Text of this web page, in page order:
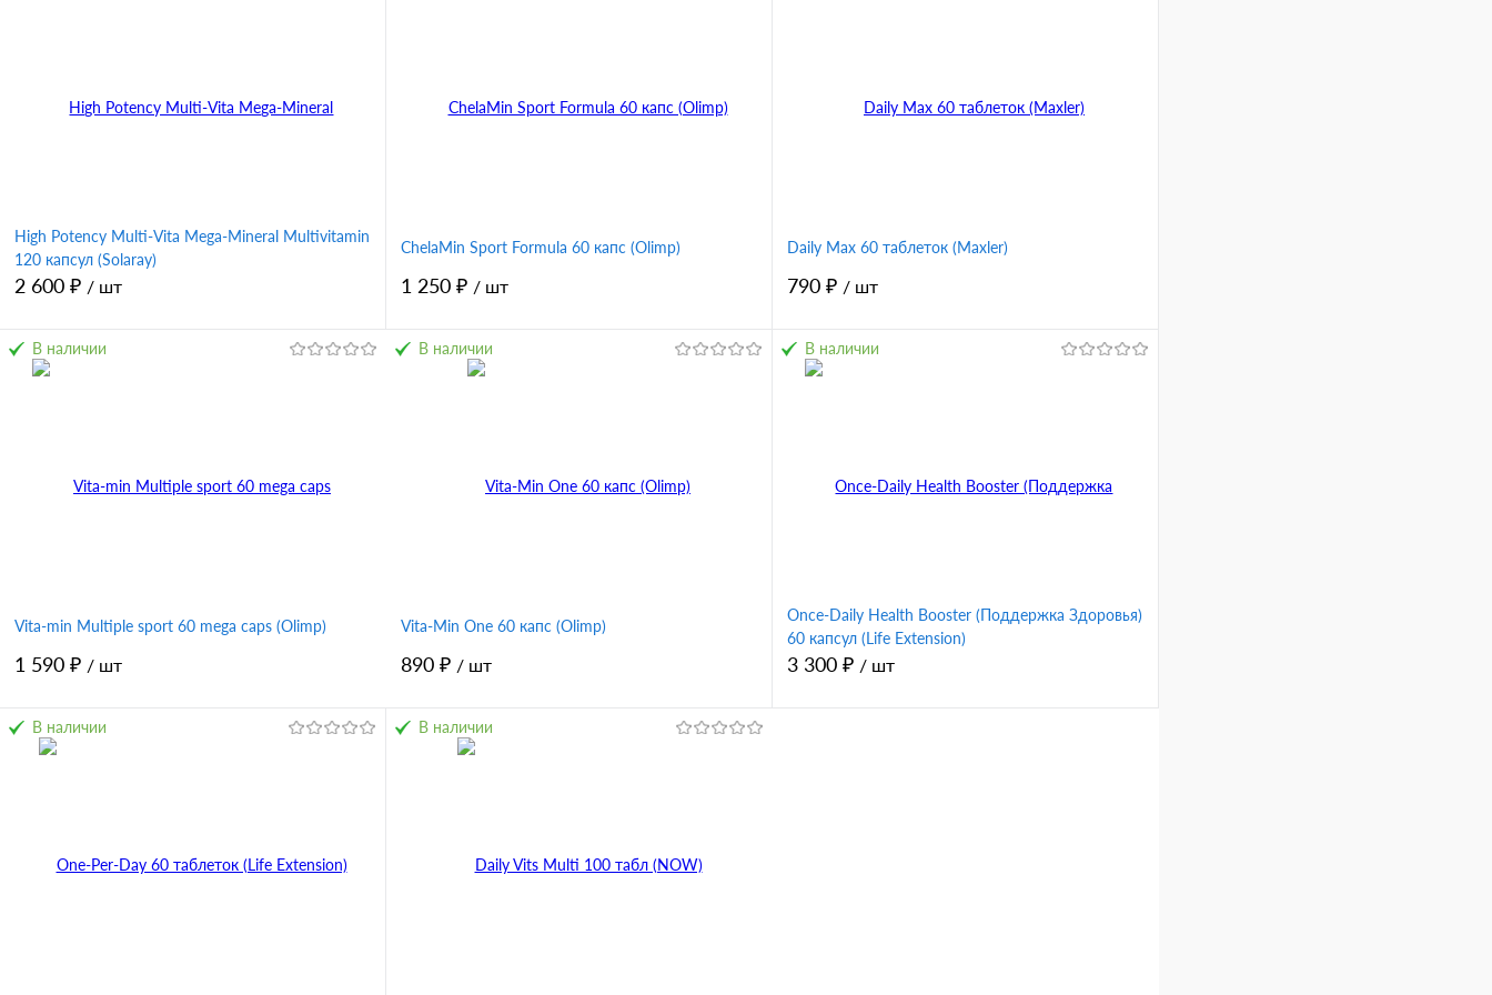
High Potency Multi-Vita Mega-Mineral Multivitamin
120 капсул (Solaray)
2 600 ₽ / шт
ChelaMin Sport Formula 60 капс (Olimp)
1 250 ₽ / шт
Daily Max 60 таблеток (Maxler)
790 ₽ / шт
Vita-min Multiple sport 60 mega caps (Olimp)
1 590 ₽ / шт
В наличии
Vita-Min One 60 капс (Olimp)
890 ₽ / шт
В наличии
Once-Daily Health Booster (Поддержка Здоровья)
60 капсул (Life Extension)
3 300 ₽ / шт
В наличии
В наличии В наличии